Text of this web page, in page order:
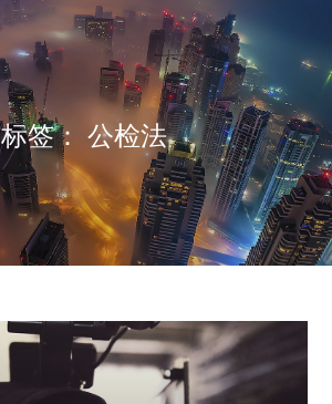
标签： 公检法